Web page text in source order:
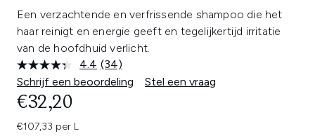
Een verzachtende en verfrissende shampoo die het
haar reinigt en energie geeft en tegelijkertijd irritatie
van de hoofdhuid verlicht.
4.4 Lees
34
beoordelingen.
(34)
Schrijf een beoordeling
Stel een vraag
€32,20
€107,33 per L